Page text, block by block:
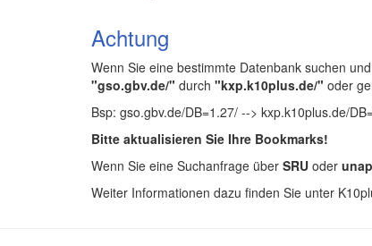
Achtung
Wenn Sie eine bestimmte Datenbank suchen
"gso.gbv.de/" durch "kxp.k10plus.de/" oder
Bsp: gso.gbv.de/DB=1.27/ --> kxp.k10plus.de/
Bitte aktualisieren Sie Ihre Bookmarks!
Wenn Sie eine Suchanfrage über SRU oder
Weiter Informationen dazu finden Sie unter